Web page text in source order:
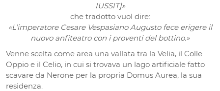
IUSSIT]»
che tradotto vuol dire:
«L’imperatore Cesare Vespasiano Augusto fece erigere il
nuovo anfiteatro con i proventi del bottino.»
Venne scelta come area una vallata tra la Velia, il Colle
Oppio e il Celio, in cui si trovava un lago artificiale fatto
scavare da Nerone per la propria Domus Aurea, la sua
residenza.